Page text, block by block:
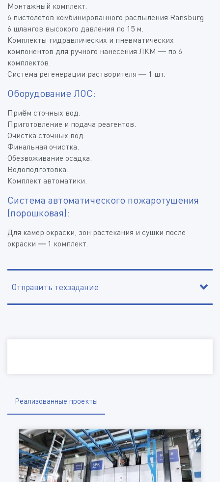
Монтажный комплект.
6 пистолетов комбинированного распыления Ransburg.
6 шлангов высокого давления по 15 м.
Комплекты гидравлических и пневматических
компонентов для ручного нанесения ЛКМ — по 6
комплектов.
Система регенерации растворителя — 1 шт.
Оборудование ЛОС:
Приём сточных вод.
Приготовление и подача реагентов.
Очистка сточных вод.
Финальная очистка.
Обезвоживание осадка.
Водоподготовка.
Комплект автоматики.
Система автоматического пожаротушения
(порошковая):
Для камер окраски, зон растекания и сушки после
окраски — 1 комплект.
Отправить техзадание
Город
Отправить файл
(Доступные типы файлов: doc, gif, jpg, mpg, pdf, png, txt, zip)
Реализованные проекты